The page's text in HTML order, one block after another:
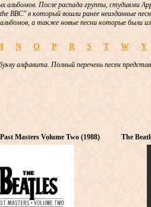
альбомов. После распада группы, студиями
BBC" в который вошли ранее неизданные
а также новые песни которые были
N O P R S T W Y
алфавита. Полный перечень песен
Masters Volume Two (1988) The